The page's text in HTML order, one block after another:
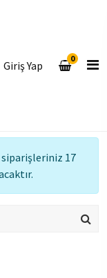
Giriş Yap
0
siparişleriniz 17